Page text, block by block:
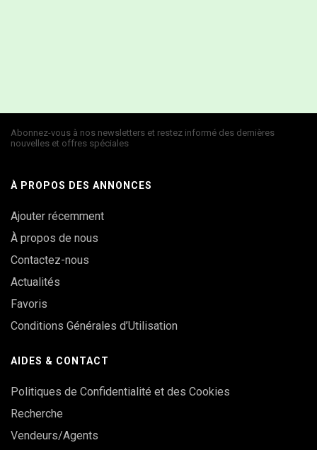
Abonnez-vous à nos newsletters et restez informé des dernières
nouvelles et offres spéciales
À PROPOS DES ANNONCES
Ajouter récemment
À propos de nous
Contactez-nous
Actualités
Favoris
Conditions Générales d’Utilisation
AIDES & CONTACT
Politiques de Confidentialité et des Cookies
Recherche
Vendeurs/Agents